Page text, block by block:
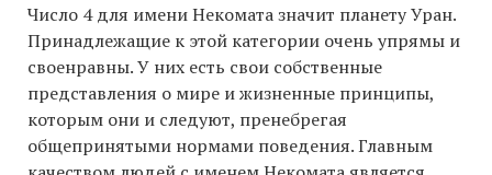
Число 4 для имени Некомата значит планету Уран.
Принадлежащие к этой категории очень упрямы и
своенравны. У них есть свои собственные
представления о мире и жизненные принципы,
которым они и следуют, пренебрегая
общепринятыми нормами поведения. Главным